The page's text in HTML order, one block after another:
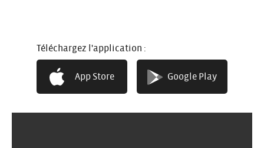
Téléchargez l'application :
App Store Google Play